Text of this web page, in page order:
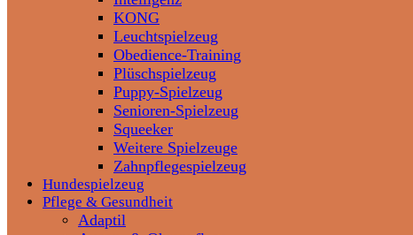
KONG
Leuchtspielzeug
Obedience-Training
Plüschspielzeug
Puppy-Spielzeug
Senioren-Spielzeug
Squeeker
Weitere Spielzeuge
Zahnpflegespielzeug
Hundespielzeug
Pflege & Gesundheit
Adaptil